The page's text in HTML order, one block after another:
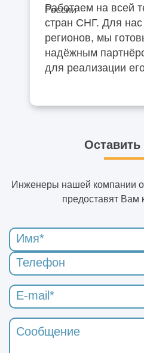
Работаем на всей
стран СНГ. Для
регионов, мы
надёжным
для реализации
Оставить
Инженеры нашей компании
предоставят Вам